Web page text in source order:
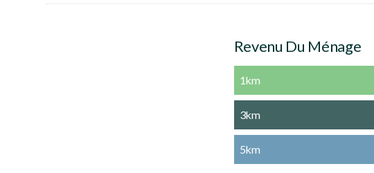
Revenu Du Ménage
1km
3km
5km